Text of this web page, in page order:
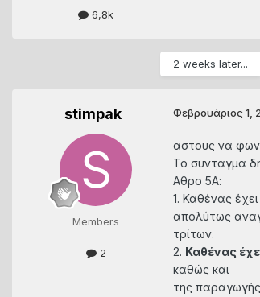
6,8k
2 weeks later...
stimpak
Members
2
Φεβρουάριος 1,
αστους να
Το συνταγμα
Αθρο 5Α:
1. Καθένας
απολύτως
τρίτων.
2. Καθένας
καθώς και
της